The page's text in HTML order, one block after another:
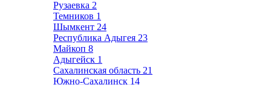
Рузаевка 2
Темников 1
Шымкент 24
Республика Адыгея 23
Майкоп 8
Адыгейск 1
Сахалинская область 21
Южно-Сахалинск 14